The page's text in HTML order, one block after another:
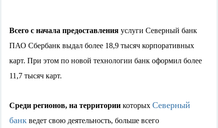
Всего с начала предоставления услуги Северный банк
ПАО Сбербанк выдал более 18,9 тысяч корпоративных
карт. При этом по новой технологии банк оформил более
11,7 тысяч карт.
Среди регионов, на территории которых Северный
банк ведет свою деятельность, больше всего